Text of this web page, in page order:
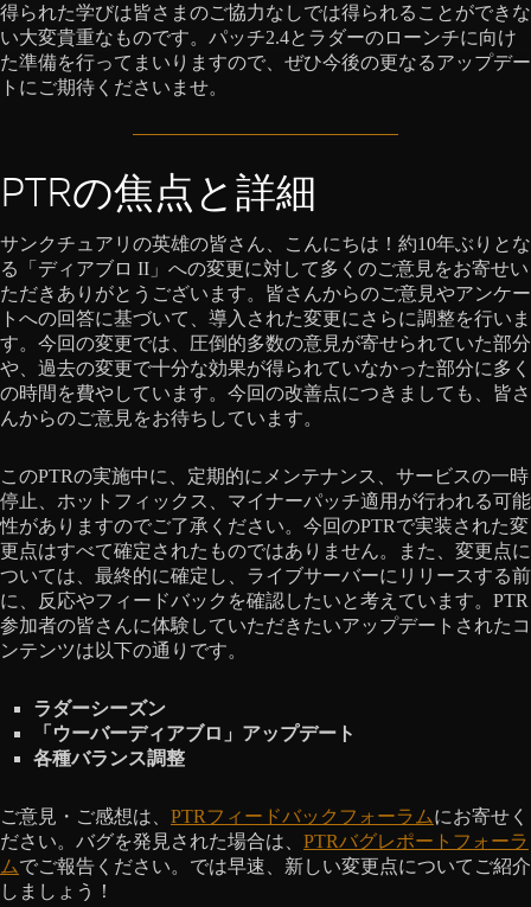
得られた学びは皆さまのご協力なしでは得られることができな
い大変貴重なものです。パッチ2.4とラダーのローンチに向け
た準備を行ってまいりますので、ぜひ今後の更なるアップデー
トにご期待くださいませ。
PTRの焦点と詳細
サンクチュアリの英雄の皆さん、こんにちは！約10年ぶりとな
る「ディアブロ II」への変更に対して多くのご意見をお寄せい
ただきありがとうございます。皆さんからのご意見やアンケー
トへの回答に基づいて、導入された変更にさらに調整を行いま
す。今回の変更では、圧倒的多数の意見が寄せられていた部分
や、過去の変更で十分な効果が得られていなかった部分に多く
の時間を費やしています。今回の改善点につきましても、皆さ
んからのご意見をお待ちしています。
このPTRの実施中に、定期的にメンテナンス、サービスの一時
停止、ホットフィックス、マイナーパッチ適用が行われる可能
性がありますのでご了承ください。今回のPTRで実装された変
更点はすべて確定されたものではありません。また、変更点に
ついては、最終的に確定し、ライブサーバーにリリースする前
に、反応やフィードバックを確認したいと考えています。PTR
参加者の皆さんに体験していただきたいアップデートされたコ
ンテンツは以下の通りです。
ラダーシーズン
「ウーバーディアブロ」アップデート
各種バランス調整
ご意見・ご感想は、 PTRフィードバックフォーラムにお寄せく
ださい。バグを発見された場合は、 PTRバグレポートフォーラ
ムでご報告ください。では早速、新しい変更点についてご紹介
しましょう！